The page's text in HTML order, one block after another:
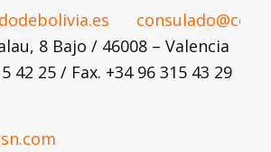
8 Bajo / 46008 – Valencia
42 25 / Fax. +34 96 315 43 29